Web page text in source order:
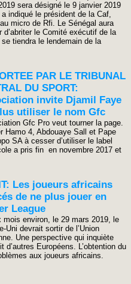
sera désigné le 9 janvier 2019
a indiqué le président de la Caf,
micro de Rfi. Le Sénégal aura
d’abriter le Comité exécutif de la
tiendra le lendemain de la
PAR LE TRIBUNAL
DU SPORT:
invite Djamil Faye
utiliser le nom Gfc
Gfc Pro veut tourner la page.
Hamo 4, Abdouaye Sall et Pape
SA à cesser d’utiliser le label
a pris fin en novembre 2017 et
Les joueurs africains
de ne plus jouer en
League
mois environ, le 29 mars 2019, le
Uni devrait sortir de l’Union
Une perspective qui inquiète
Européens. L’obtention du
aux joueurs africains.